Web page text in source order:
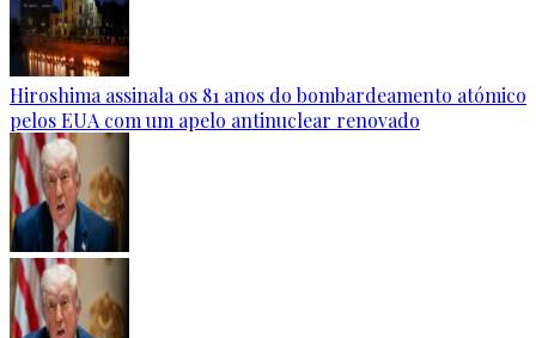
Hiroshima assinala os 81 anos do bombardeamento atómico
pelos EUA com um apelo antinuclear renovado